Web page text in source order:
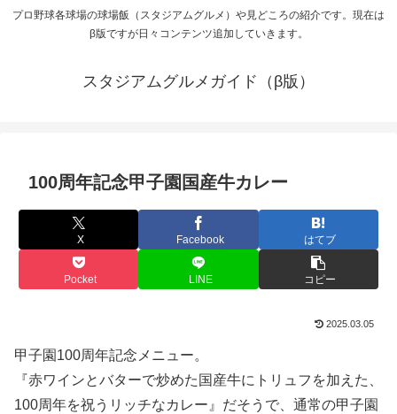
プロ野球各球場の球場飯（スタジアムグルメ）や見どころの紹介です。現在は
β版ですが日々コンテンツ追加していきます。
スタジアムグルメガイド（β版）
100周年記念甲子園国産牛カレー
X Facebook はてブ
Pocket LINE コピー
2025.03.05
甲子園100周年記念メニュー。
『赤ワインとバターで炒めた国産牛にトリュフを加えた、
100周年を祝うリッチなカレー』だそうで、通常の甲子園